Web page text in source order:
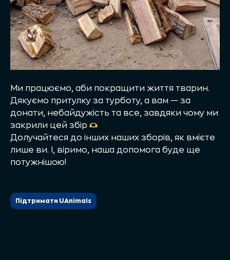
Ми працюємо, аби покращити життя тварин.
Дякуємо притулку за турботу, а вам — за
донати, небайдужість та все, завдяки чому ми
закрили цей збір
Долучайтеся до інших наших зборів, як вмієте
лише ви. І, віримо, наша допомога буде ще
потужнішою!
Підтримати UAnimals